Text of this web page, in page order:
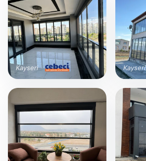
Kayseri Kayseri